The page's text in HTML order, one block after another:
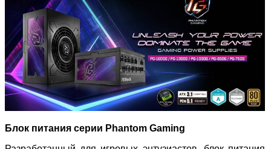
Блок питания серии Phantom Gaming